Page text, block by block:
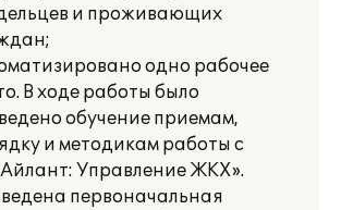
и проживающих
одно рабочее
В ходе работы было
обучение приемам,
и методикам работы с
Управление ЖКХ».
первоначальная